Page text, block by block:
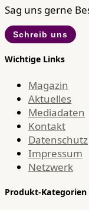
Sag uns gerne
Schreib uns
Wichtige Links
Magazin
Aktuelles
Mediadaten
Kontakt
Datenschutz
Impressum
Netzwerk
Produkt-Kategorien